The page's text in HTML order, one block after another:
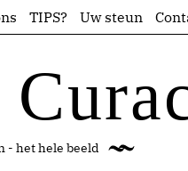
TIPS? Uw steun
- het hele beeld